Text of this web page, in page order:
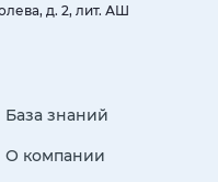
д. 2, лит. АШ
База знаний
О компании